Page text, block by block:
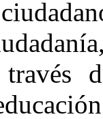
través